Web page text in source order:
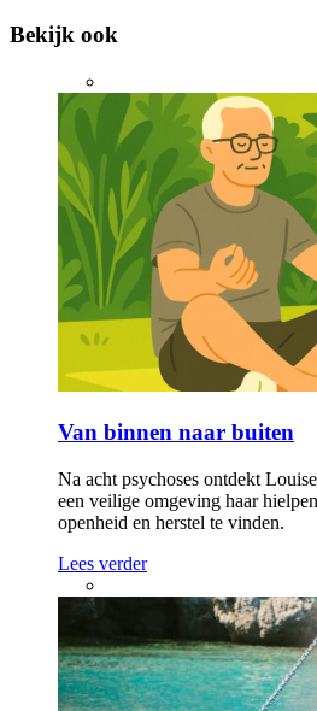
Bekijk ook
Van binnen naar buiten
Na acht psychoses ontdekt
een veilige omgeving haar
openheid en herstel te vinden.
Lees verder